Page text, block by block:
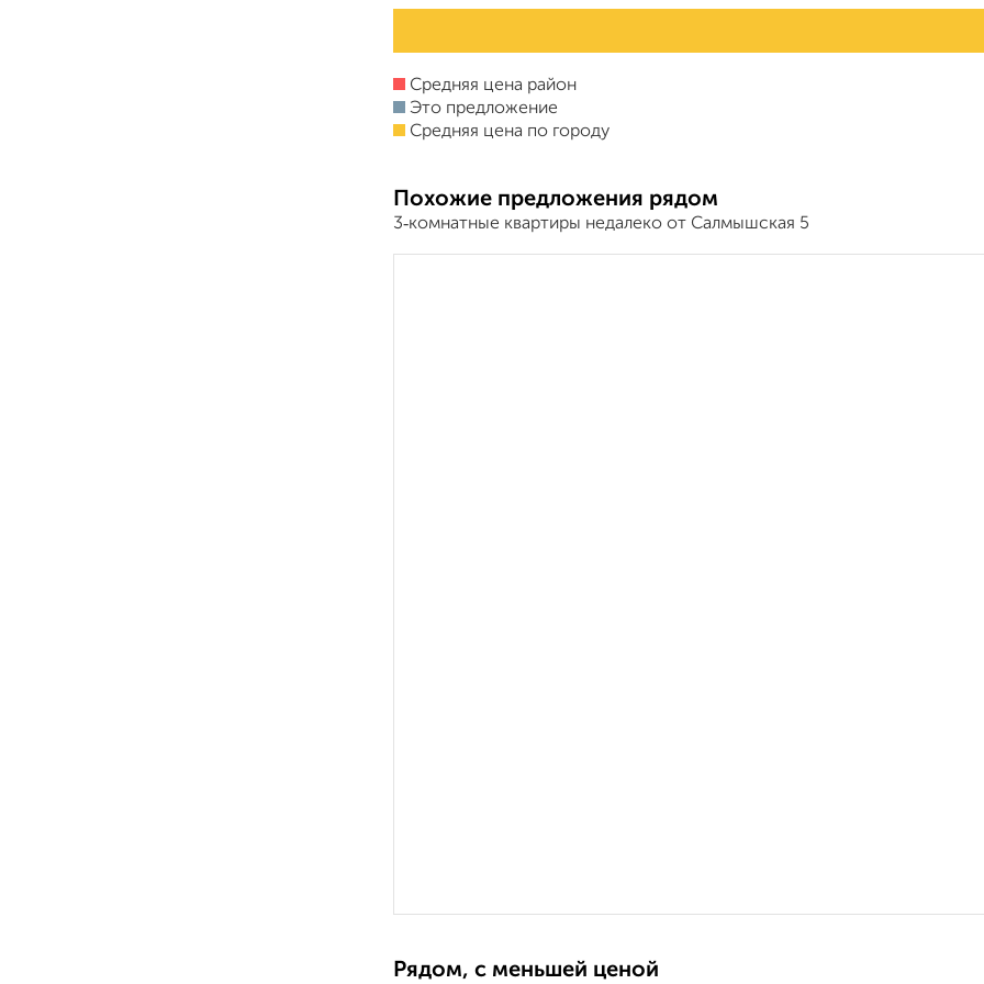
Средняя цена район
Это предложение
Средняя цена по городу
Похожие предложения рядом
3‑комнатные квартиры недалеко от Салмышская 5
Рядом, с меньшей ценой